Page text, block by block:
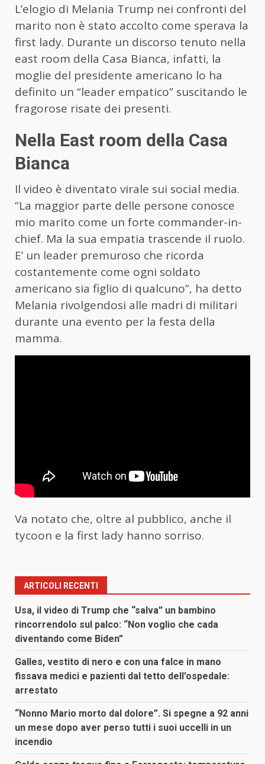
L’elogio di Melania Trump nei confronti del
marito non è stato accolto come sperava la
first lady. Durante un discorso tenuto nella
east room della Casa Bianca, infatti, la
moglie del presidente americano lo ha
definito un “leader empatico” suscitando le
fragorose risate dei presenti.
Nella East room della Casa
Bianca
Il video è diventato virale sui social media.
“La maggior parte delle persone conosce
mio marito come un forte commander-in-
chief. Ma la sua empatia trascende il ruolo.
E’ un leader premuroso che ricorda
costantemente come ogni soldato
americano sia figlio di qualcuno”, ha detto
Melania rivolgendosi alle madri di militari
durante una evento per la festa della
mamma.
Va notato che, oltre al pubblico, anche il
tycoon e la first lady hanno sorriso.
ARTICOLI RECENTI
Usa, il video di Trump che “salva” un bambino
rincorrendolo sul palco: “Non voglio che cada
diventando come Biden”
Galles, vestito di nero e con una falce in mano
fissava medici e pazienti dal tetto dell’ospedale:
arrestato
“Nonno Mario morto dal dolore”. Si spegne a 92 anni
un mese dopo aver perso tutti i suoi uccelli in un
incendio